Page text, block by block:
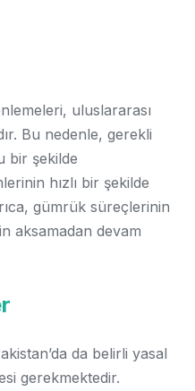
uluslararası
Bu nedenle, gerekli
bir şekilde
hızlı bir şekilde
gümrük süreçlerinin
aksamadan devam
da belirli yasal
gerekmektedir.